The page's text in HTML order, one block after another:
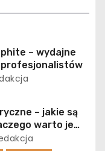
– wydajne
– jakie są
warto je